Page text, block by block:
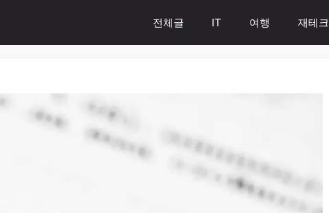
전체글 IT 여행 재테크